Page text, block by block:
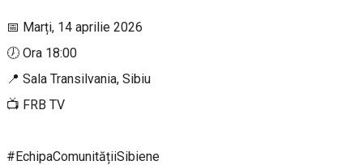
📅 Marți, 14 aprilie 2026
🕖 Ora 18:00
📍 Sala Transilvania, Sibiu
📺 FRB TV
#EchipaComunitățiiSibiene